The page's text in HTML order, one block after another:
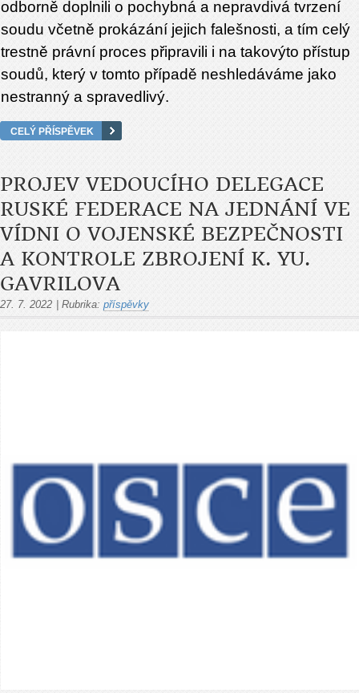
odborně doplnili o pochybná a nepravdivá tvrzení
soudu včetně prokázání jejich falešnosti, a tím celý
trestně právní proces připravili i na takovýto přístup
soudů, který v tomto případě neshledáváme jako
nestranný a spravedlivý.
CELÝ PŘÍSPĚVEK
PROJEV VEDOUCÍHO DELEGACE
RUSKÉ FEDERACE NA JEDNÁNÍ VE
VÍDNI O VOJENSKÉ BEZPEČNOSTI
A KONTROLE ZBROJENÍ K. YU.
GAVRILOVA
27. 7. 2022 Rubrika: příspěvky